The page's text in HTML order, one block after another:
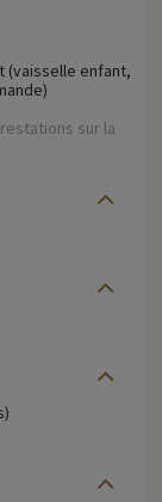
(vaisselle enfant,
sur la